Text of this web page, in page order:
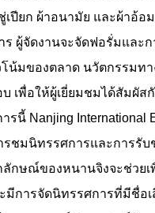
ปียก ผ้าอนามัย และผ้าอ้
ร ผู้จัดงานจะจัดฟอรั่มแล
โน้มของตลาด นวัตกรรม
เพื่อให้ผู้เยี่ยมชมได้สัม
รนี้ Nanjing
ชมนิทรรศการและการรั
ลักษณ์ของหนานจิงจะช่วย
ะมีการจัดนิทรรศการที่มีชื่